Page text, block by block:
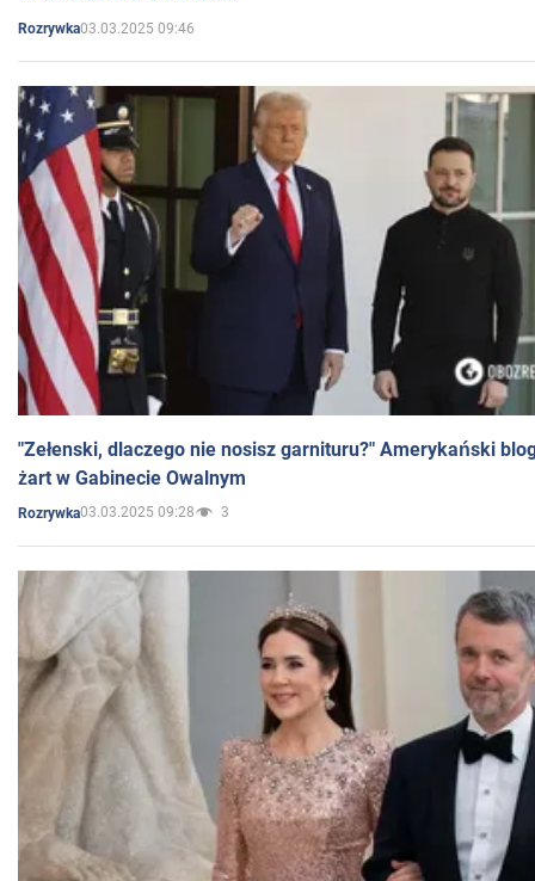
Rozrywka03.03.2025 09:46
"Zełenski, dlaczego nie nosisz garnituru?" Amerykański
żart w Gabinecie Owalnym
Rozrywka03.03.2025 09:28 3